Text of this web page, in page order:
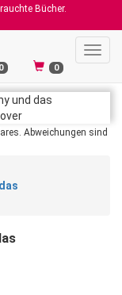
Bücher.
0 0
Abweichungen sind